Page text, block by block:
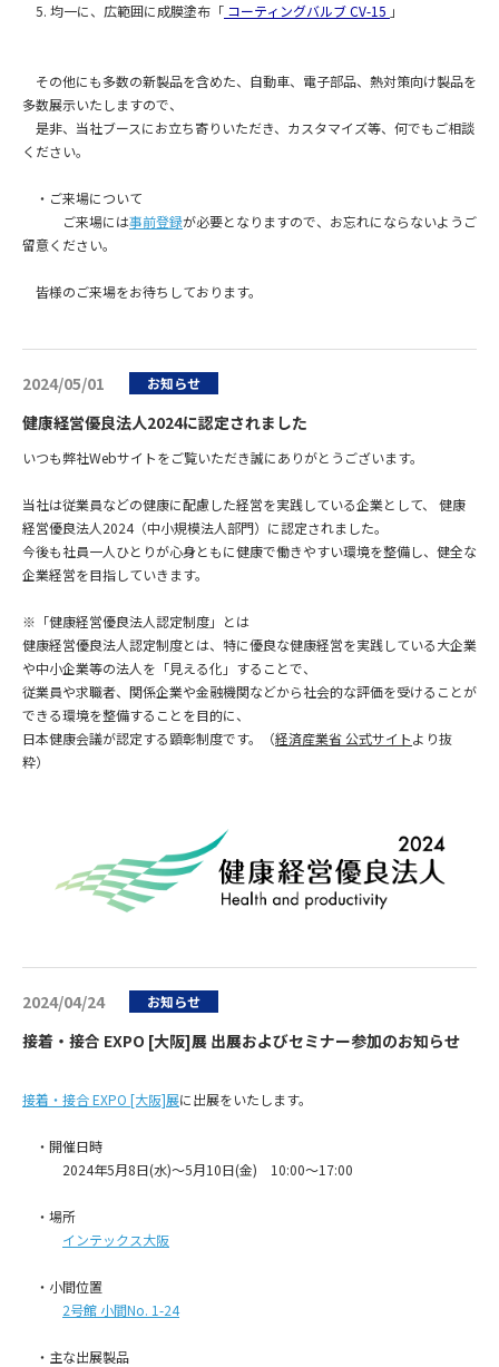
5. 均一に、広範囲に成膜塗布「 コーティングバルブ CV-15 」
その他にも多数の新製品を含めた、自動車、電子部品、熱対策向け製品を
多数展示いたしますので、
是非、当社ブースにお立ち寄りいただき、カスタマイズ等、何でもご相談
ください。
・ご来場について
ご来場には事前登録が必要となりますので、お忘れにならないようご
留意ください。
皆様のご来場をお待ちしております。
2024/05/01 お知らせ
健康経営優良法人2024に認定されました
いつも弊社Webサイトをご覧いただき誠にありがとうございます。
当社は従業員などの健康に配慮した経営を実践している企業として、 健康
経営優良法人2024（中小規模法人部門）に認定されました。
今後も社員一人ひとりが心身ともに健康で働きやすい環境を整備し、健全な
企業経営を目指していきます。
※「健康経営優良法人認定制度」とは
健康経営優良法人認定制度とは、特に優良な健康経営を実践している大企業
や中小企業等の法人を「見える化」することで、
従業員や求職者、関係企業や金融機関などから社会的な評価を受けることが
できる環境を整備することを目的に、
日本健康会議が認定する顕彰制度です。（経済産業省 公式サイトより抜
粋）
2024/04/24 お知らせ
接着・接合 EXPO [大阪]展 出展およびセミナー参加のお知らせ
接着・接合 EXPO [大阪]展に出展をいたします。
・開催日時
2024年5月8日(水)～5月10日(金) 10:00～17:00
・場所
インテックス大阪
・小間位置
2号館 小間No. 1-24
・主な出展製品